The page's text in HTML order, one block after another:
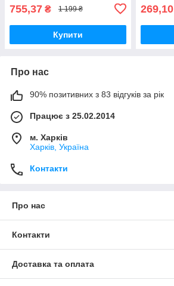
755,37 ₴ 1 199 ₴
Купити
269,10
Про нас
90% позитивних з 83 відгуків за рік
Працює з 25.02.2014
м. Харків
Харків, Україна
Контакти
Про нас
Контакти
Доставка та оплата